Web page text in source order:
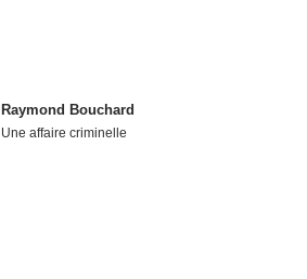
Raymond Bouchard
Une affaire criminelle